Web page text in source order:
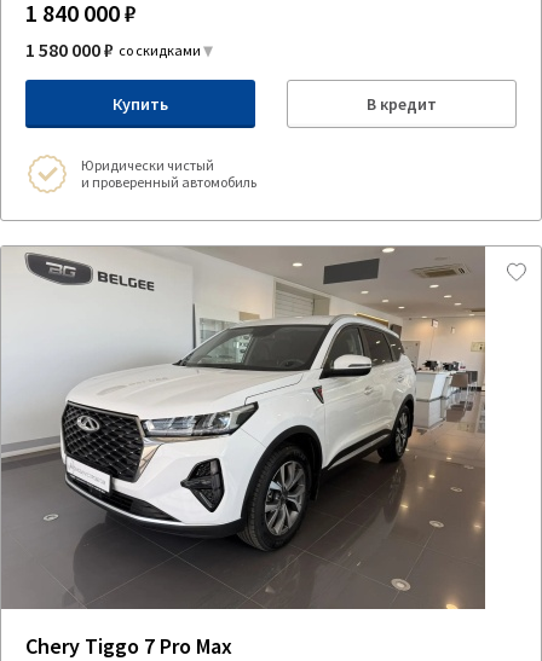
1 840 000 ₽
1 580 000 ₽ со скидками
Купить В кредит
Юридически чистый
и проверенный автомобиль
Chery Tiggo 7 Pro Max